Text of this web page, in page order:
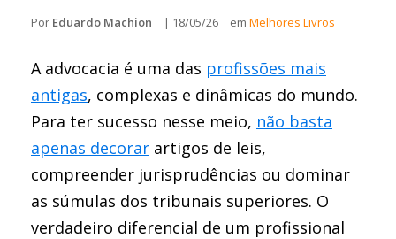
Por Eduardo Machion | 18/05/26 em Melhores Livros
A advocacia é uma das profissões mais
antigas, complexas e dinâmicas do mundo.
Para ter sucesso nesse meio, não basta
apenas decorar artigos de leis,
compreender jurisprudências ou dominar
as súmulas dos tribunais superiores. O
verdadeiro diferencial de um profissional